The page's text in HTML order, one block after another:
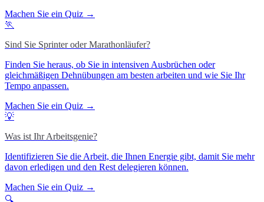
Machen Sie ein Quiz →
🏃
Sind Sie Sprinter oder Marathonläufer?
Finden Sie heraus, ob Sie in intensiven Ausbrüchen oder
gleichmäßigen Dehnübungen am besten arbeiten und wie Sie Ihr
Tempo anpassen.
Machen Sie ein Quiz →
💡
Was ist Ihr Arbeitsgenie?
Identifizieren Sie die Arbeit, die Ihnen Energie gibt, damit Sie mehr
davon erledigen und den Rest delegieren können.
Machen Sie ein Quiz →
🔍